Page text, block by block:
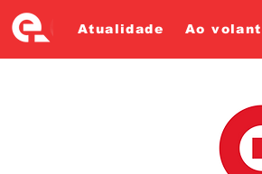
Atualidade Ao